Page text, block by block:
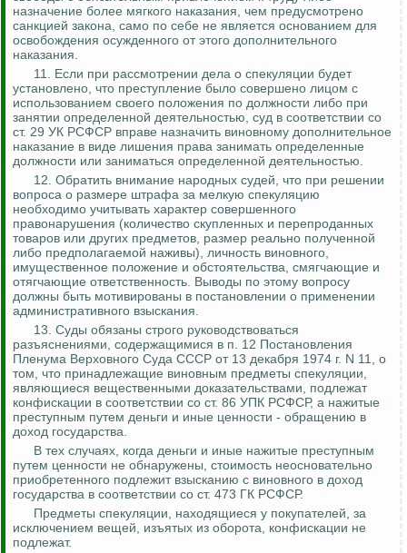
назначение более мягкого наказания, чем предусмотрено
санкцией закона, само по себе не является основанием для
освобождения осужденного от этого дополнительного
наказания.
11. Если при рассмотрении дела о спекуляции будет
установлено, что преступление было совершено лицом с
использованием своего положения по должности либо при
занятии определенной деятельностью, суд в соответствии со
ст. 29 УК РСФСР вправе назначить виновному дополнительное
наказание в виде лишения права занимать определенные
должности или заниматься определенной деятельностью.
12. Обратить внимание народных судей, что при решении
вопроса о размере штрафа за мелкую спекуляцию
необходимо учитывать характер совершенного
правонарушения (количество скупленных и перепроданных
товаров или других предметов, размер реально полученной
либо предполагаемой наживы), личность виновного,
имущественное положение и обстоятельства, смягчающие и
отягчающие ответственность. Выводы по этому вопросу
должны быть мотивированы в постановлении о применении
административного взыскания.
13. Суды обязаны строго руководствоваться
разъяснениями, содержащимися в п. 12 Постановления
Пленума Верховного Суда СССР от 13 декабря 1974 г. N 11, о
том, что принадлежащие виновным предметы спекуляции,
являющиеся вещественными доказательствами, подлежат
конфискации в соответствии со ст. 86 УПК РСФСР, а нажитые
преступным путем деньги и иные ценности - обращению в
доход государства.
В тех случаях, когда деньги и иные нажитые преступным
путем ценности не обнаружены, стоимость неосновательно
приобретенного подлежит взысканию с виновного в доход
государства в соответствии со ст. 473 ГК РСФСР.
Предметы спекуляции, находящиеся у покупателей, за
исключением вещей, изъятых из оборота, конфискации не
подлежат.